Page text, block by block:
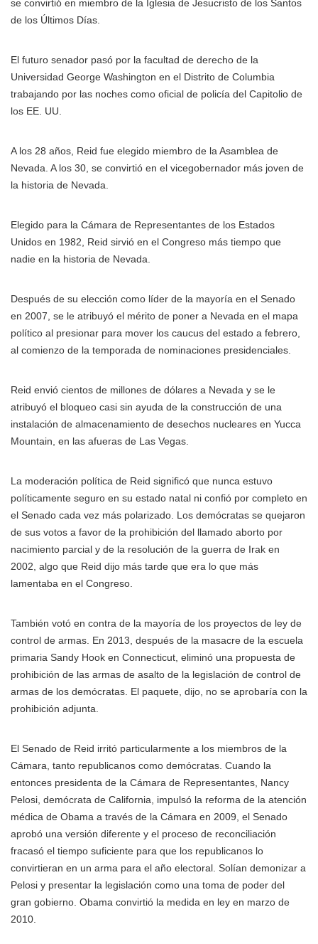
se convirtió en miembro de la Iglesia de Jesucristo de los Santos
de los Últimos Días.
El futuro senador pasó por la facultad de derecho de la
Universidad George Washington en el Distrito de Columbia
trabajando por las noches como oficial de policía del Capitolio de
los EE. UU.
A los 28 años, Reid fue elegido miembro de la Asamblea de
Nevada. A los 30, se convirtió en el vicegobernador más joven de
la historia de Nevada.
Elegido para la Cámara de Representantes de los Estados
Unidos en 1982, Reid sirvió en el Congreso más tiempo que
nadie en la historia de Nevada.
Después de su elección como líder de la mayoría en el Senado
en 2007, se le atribuyó el mérito de poner a Nevada en el mapa
político al presionar para mover los caucus del estado a febrero,
al comienzo de la temporada de nominaciones presidenciales.
Reid envió cientos de millones de dólares a Nevada y se le
atribuyó el bloqueo casi sin ayuda de la construcción de una
instalación de almacenamiento de desechos nucleares en Yucca
Mountain, en las afueras de Las Vegas.
La moderación política de Reid significó que nunca estuvo
políticamente seguro en su estado natal ni confió por completo en
el Senado cada vez más polarizado. Los demócratas se quejaron
de sus votos a favor de la prohibición del llamado aborto por
nacimiento parcial y de la resolución de la guerra de Irak en
2002, algo que Reid dijo más tarde que era lo que más
lamentaba en el Congreso.
También votó en contra de la mayoría de los proyectos de ley de
control de armas. En 2013, después de la masacre de la escuela
primaria Sandy Hook en Connecticut, eliminó una propuesta de
prohibición de las armas de asalto de la legislación de control de
armas de los demócratas. El paquete, dijo, no se aprobaría con la
prohibición adjunta.
El Senado de Reid irritó particularmente a los miembros de la
Cámara, tanto republicanos como demócratas. Cuando la
entonces presidenta de la Cámara de Representantes, Nancy
Pelosi, demócrata de California, impulsó la reforma de la atención
médica de Obama a través de la Cámara en 2009, el Senado
aprobó una versión diferente y el proceso de reconciliación
fracasó el tiempo suficiente para que los republicanos lo
convirtieran en un arma para el año electoral. Solían demonizar a
Pelosi y presentar la legislación como una toma de poder del
gran gobierno. Obama convirtió la medida en ley en marzo de
2010.